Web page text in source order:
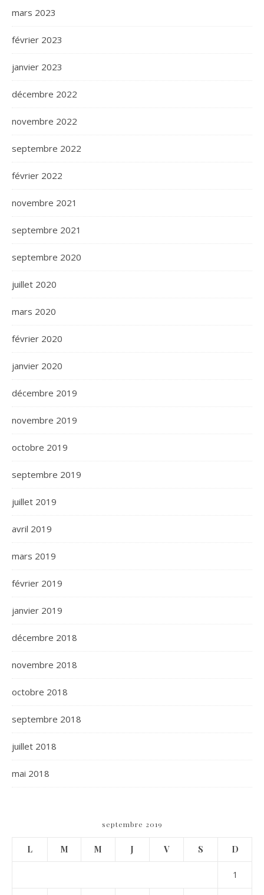
mars 2023
février 2023
janvier 2023
décembre 2022
novembre 2022
septembre 2022
février 2022
novembre 2021
septembre 2021
septembre 2020
juillet 2020
mars 2020
février 2020
janvier 2020
décembre 2019
novembre 2019
octobre 2019
septembre 2019
juillet 2019
avril 2019
mars 2019
février 2019
janvier 2019
décembre 2018
novembre 2018
octobre 2018
septembre 2018
juillet 2018
mai 2018
septembre 2019
L M M J V S D
1